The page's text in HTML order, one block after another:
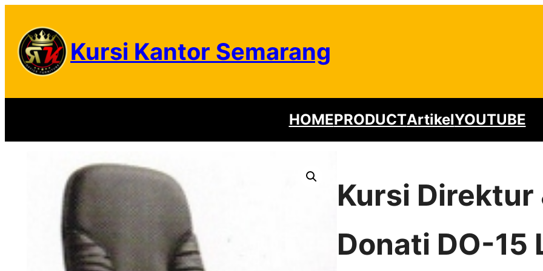
content
Kursi Kantor Semarang
HOMEPRODUCTArtikelYOUTUBE
Kursi Direktur
Donati DO-15